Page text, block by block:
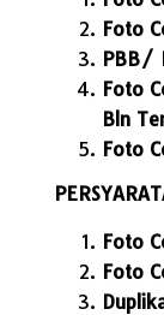
Foto
PBB/
Foto
Bln
Foto
Foto
Foto